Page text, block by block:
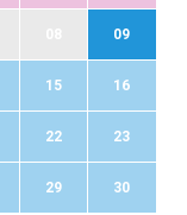
09
15 16
22 23
29 30